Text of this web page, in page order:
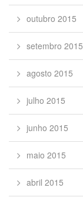
outubro 2015
setembro 2015
agosto 2015
julho 2015
junho 2015
maio 2015
abril 2015